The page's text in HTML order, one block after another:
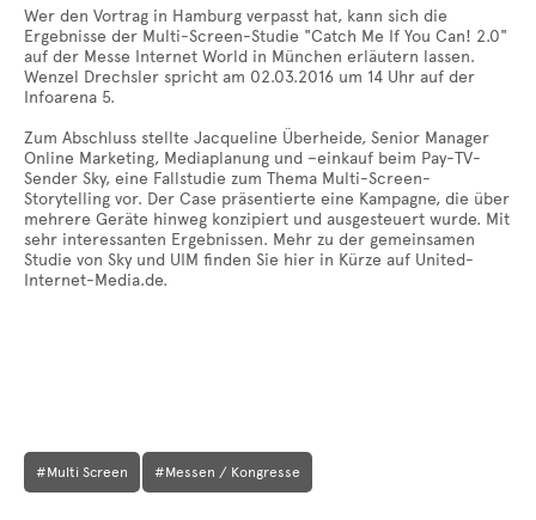
Wer den Vortrag in Hamburg verpasst hat, kann sich die
Ergebnisse der Multi-Screen-Studie "Catch Me If You Can! 2.0"
auf der Messe Internet World in München erläutern lassen.
Wenzel Drechsler spricht am 02.03.2016 um 14 Uhr auf der
Infoarena 5.
Zum Abschluss stellte Jacqueline Überheide, Senior Manager
Online Marketing, Mediaplanung und –einkauf beim Pay-TV-
Sender Sky, eine Fallstudie zum Thema Multi-Screen-
Storytelling vor. Der Case präsentierte eine Kampagne, die über
mehrere Geräte hinweg konzipiert und ausgesteuert wurde. Mit
sehr interessanten Ergebnissen. Mehr zu der gemeinsamen
Studie von Sky und UIM finden Sie hier in Kürze auf United-
Internet-Media.de.
#Multi Screen #Messen / Kongresse